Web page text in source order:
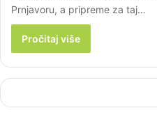
Prnjavoru, a pripreme za taj…
Pročitaj više